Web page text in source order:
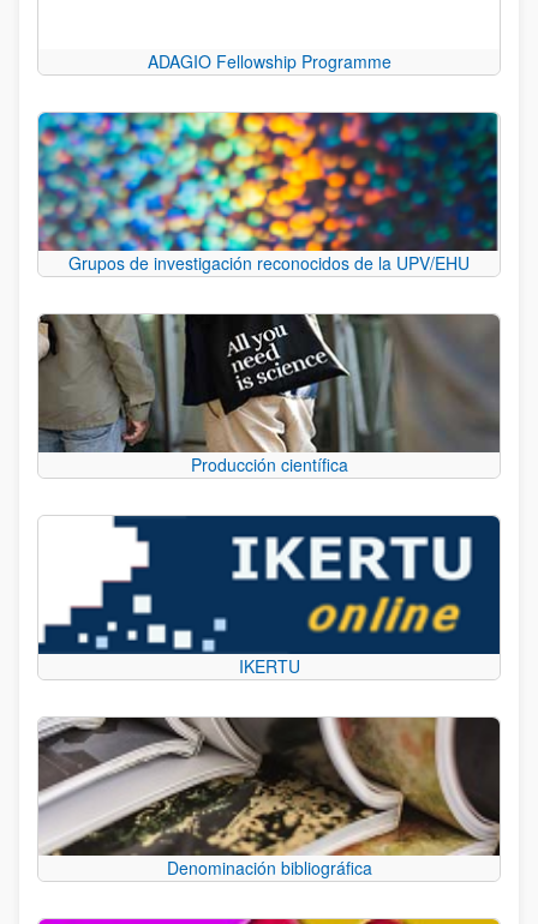
ADAGIO Fellowship Programme
Grupos de investigación reconocidos de la UPV/EHU
Producción científica
IKERTU
Denominación bibliográfica